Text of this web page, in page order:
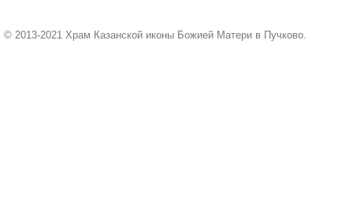
© 2013-2021 Храм Казанской иконы Божией Матери в Пучково.